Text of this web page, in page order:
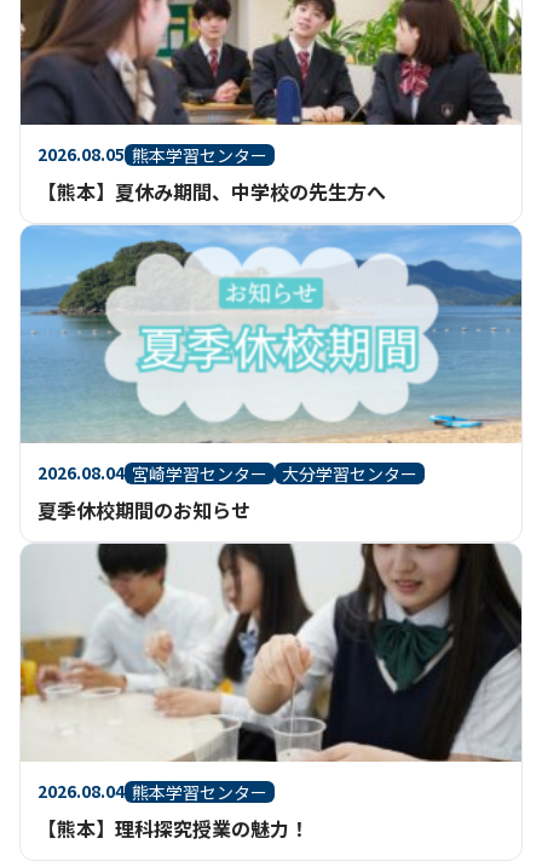
2026.08.05 熊本学習センター
【熊本】夏休み期間、中学校の先生方へ
2026.08.04 宮崎学習センター 大分学習センター
夏季休校期間のお知らせ
2026.08.04 熊本学習センター
【熊本】理科探究授業の魅力！